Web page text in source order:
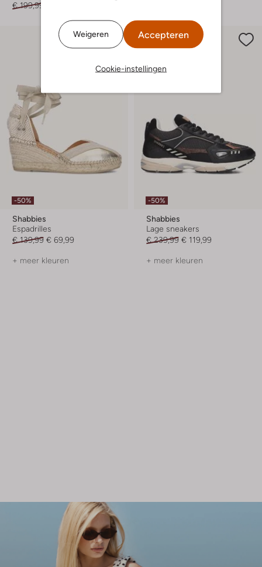
Weigeren Accepteren
Cookie-instellingen
€ 199,99
-50%
Shabbies
Espadrilles
€ 139,99 € 69,99
+ meer kleuren
-50%
Shabbies
Lage sneakers
€ 239,99 € 119,99
+ meer kleuren